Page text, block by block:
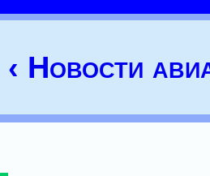
‹ Новости